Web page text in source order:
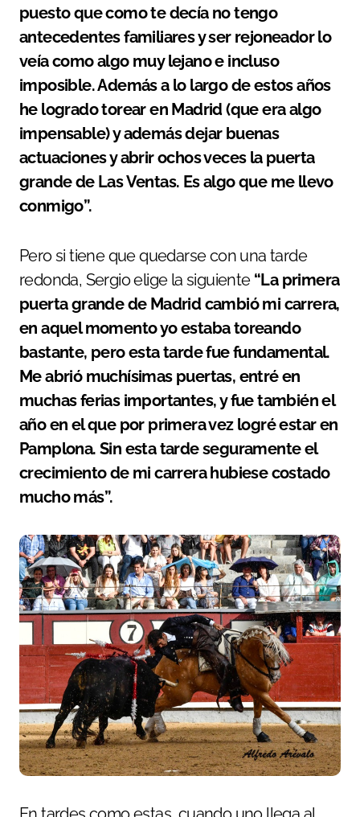
puesto que como te decía no tengo
antecedentes familiares y ser rejoneador lo
veía como algo muy lejano e incluso
imposible. Además a lo largo de estos años
he logrado torear en Madrid (que era algo
impensable) y además dejar buenas
actuaciones y abrir ochos veces la puerta
grande de Las Ventas. Es algo que me llevo
conmigo”.
Pero si tiene que quedarse con una tarde
redonda, Sergio elige la siguiente “La primera
puerta grande de Madrid cambió mi carrera,
en aquel momento yo estaba toreando
bastante, pero esta tarde fue fundamental.
Me abrió muchísimas puertas, entré en
muchas ferias importantes, y fue también el
año en el que por primera vez logré estar en
Pamplona. Sin esta tarde seguramente el
crecimiento de mi carrera hubiese costado
mucho más”.